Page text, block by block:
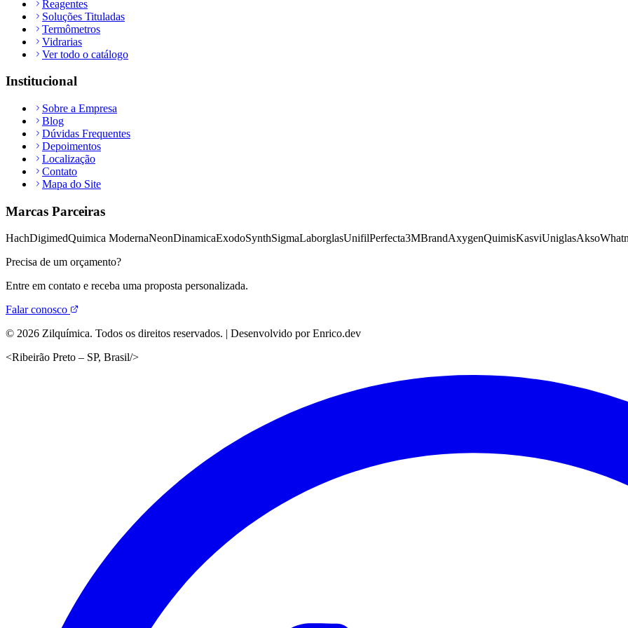
Reagentes
Soluções Tituladas
Termômetros
Vidrarias
Ver todo o catálogo
Institucional
Sobre a Empresa
Blog
Dúvidas Frequentes
Depoimentos
Localização
Contato
Mapa do Site
Marcas Parceiras
HachDigimedQuimica ModernaNeonDinamicaExodoSynthSigmaLaborglasUnifilPerfecta3MBrandAxygenQuimisKasviUniglasAkso
Precisa de um orçamento?
Entre em contato e receba uma proposta personalizada.
Falar conosco
© 2026 Zilquímica. Todos os direitos reservados. | Desenvolvido por Enrico.dev
<Ribeirão Preto – SP, Brasil/>